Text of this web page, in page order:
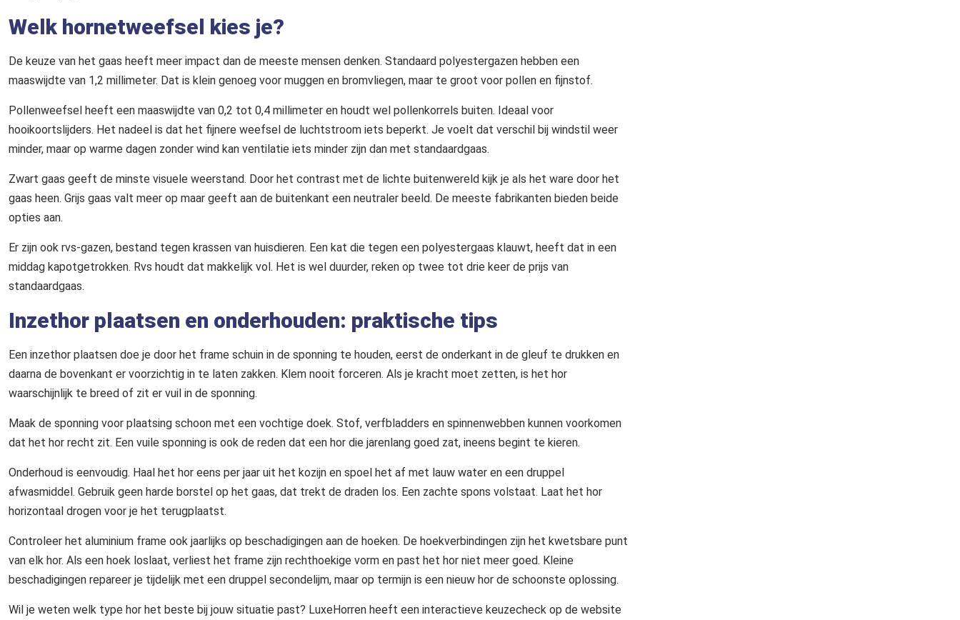
Welk hornetweefsel kies je?
De keuze van het gaas heeft meer impact dan de meeste mensen denken. Standaard polyestergazen hebben een
maaswijdte van 1,2 millimeter. Dat is klein genoeg voor muggen en bromvliegen, maar te groot voor pollen en fijnstof.
Pollenweefsel heeft een maaswijdte van 0,2 tot 0,4 millimeter en houdt wel pollenkorrels buiten. Ideaal voor
hooikoortslijders. Het nadeel is dat het fijnere weefsel de luchtstroom iets beperkt. Je voelt dat verschil bij windstil weer
minder, maar op warme dagen zonder wind kan ventilatie iets minder zijn dan met standaardgaas.
Zwart gaas geeft de minste visuele weerstand. Door het contrast met de lichte buitenwereld kijk je als het ware door het
gaas heen. Grijs gaas valt meer op maar geeft aan de buitenkant een neutraler beeld. De meeste fabrikanten bieden beide
opties aan.
Er zijn ook rvs-gazen, bestand tegen krassen van huisdieren. Een kat die tegen een polyestergaas klauwt, heeft dat in een
middag kapotgetrokken. Rvs houdt dat makkelijk vol. Het is wel duurder, reken op twee tot drie keer de prijs van
standaardgaas.
Inzethor plaatsen en onderhouden: praktische tips
Een inzethor plaatsen doe je door het frame schuin in de sponning te houden, eerst de onderkant in de gleuf te drukken en
daarna de bovenkant er voorzichtig in te laten zakken. Klem nooit forceren. Als je kracht moet zetten, is het hor
waarschijnlijk te breed of zit er vuil in de sponning.
Maak de sponning voor plaatsing schoon met een vochtige doek. Stof, verfbladders en spinnenwebben kunnen voorkomen
dat het hor recht zit. Een vuile sponning is ook de reden dat een hor die jarenlang goed zat, ineens begint te kieren.
Onderhoud is eenvoudig. Haal het hor eens per jaar uit het kozijn en spoel het af met lauw water en een druppel
afwasmiddel. Gebruik geen harde borstel op het gaas, dat trekt de draden los. Een zachte spons volstaat. Laat het hor
horizontaal drogen voor je het terugplaatst.
Controleer het aluminium frame ook jaarlijks op beschadigingen aan de hoeken. De hoekverbindingen zijn het kwetsbare punt
van elk hor. Als een hoek loslaat, verliest het frame zijn rechthoekige vorm en past het hor niet meer goed. Kleine
beschadigingen repareer je tijdelijk met een druppel secondelijm, maar op termijn is een nieuw hor de schoonste oplossing.
Wil je weten welk type hor het beste bij jouw situatie past? LuxeHorren heeft een interactieve keuzecheck op de website